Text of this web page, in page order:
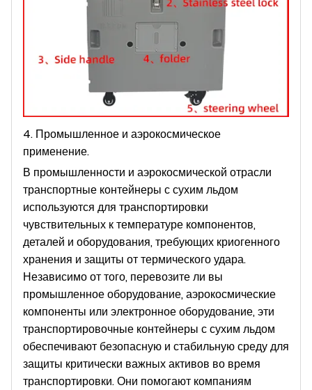
4. Промышленное и аэрокосмическое
применение.
В промышленности и аэрокосмической отрасли
транспортные контейнеры с сухим льдом
используются для транспортировки
чувствительных к температуре компонентов,
деталей и оборудования, требующих криогенного
хранения и защиты от термического удара.
Независимо от того, перевозите ли вы
промышленное оборудование, аэрокосмические
компоненты или электронное оборудование, эти
транспортировочные контейнеры с сухим льдом
обеспечивают безопасную и стабильную среду для
защиты критически важных активов во время
транспортировки. Они помогают компаниям